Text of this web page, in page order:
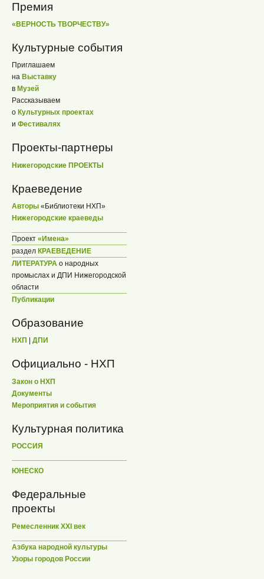
Премия
«ВЕРНОСТЬ ТВОРЧЕСТВУ»
Культурные события
Приглашаем
на Выставку
в Музей
Рассказываем
о Культурных проектах
и Фестивалях
Проекты-партнеры
Нижегородские ПРОЕКТЫ
Краеведение
Авторы «Библиотеки НХП»
Нижегородские краеведы
Проект «Имена»
раздел КРАЕВЕДЕНИЕ
ЛИТЕРАТУРА о народных
промыслах и ДПИ Нижегородской
области
Публикации
Образование
НХП ДПИ
Официально - НХП
Закон о НХП
Документы
Мероприятия и события
Культурная политика
РОССИЯ
ЮНЕСКО
Федеральные
проекты
Ремесленник XXI век
Азбука народной культуры
Узоры городов России